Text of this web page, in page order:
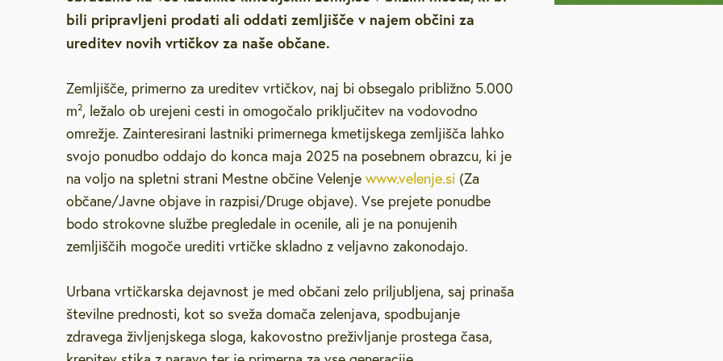
Brezplačna svetovanja
svetovanje
Svetovanje o pravičnem
Sooblikujmo Velenje
Pozivi k sodelovanju
Volitve v DZ 2026
Strateški dokumenti
Galerija na prostem
bili pripravljeni prodati ali oddati zemljišče v najem občini za
ureditev novih vrtičkov za naše občane.
Zemljišče, primerno za ureditev vrtičkov, naj bi obsegalo približno 5.000
m², ležalo ob urejeni cesti in omogočalo priključitev na vodovodno
omrežje. Zainteresirani lastniki primernega kmetijskega zemljišča lahko
svojo ponudbo oddajo do konca maja 2025 na posebnem obrazcu, ki je
na voljo na spletni strani Mestne občine Velenje www.velenje.si (Za
občane/Javne objave in razpisi/Druge objave). Vse prejete ponudbe
bodo strokovne službe pregledale in ocenile, ali je na ponujenih
zemljiščih mogoče urediti vrtičke skladno z veljavno zakonodajo.
Urbana vrtičkarska dejavnost je med občani zelo priljubljena, saj prinaša
številne prednosti, kot so sveža domača zelenjava, spodbujanje
zdravega življenjskega sloga, kakovostno preživljanje prostega časa,